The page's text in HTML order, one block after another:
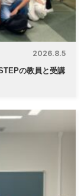
2026.8.5
の教員と受講